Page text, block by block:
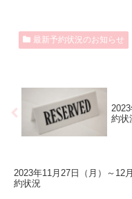
最新予約状況のお知らせ
約状
2023年11月27日（月）～12
約状況